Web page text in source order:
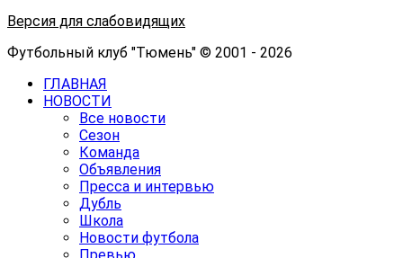
Версия для слабовидящих
Футбольный клуб "Тюмень" © 2001 - 2026
ГЛАВНАЯ
НОВОСТИ
Все новости
Сезон
Команда
Объявления
Пресса и интервью
Дубль
Школа
Новости футбола